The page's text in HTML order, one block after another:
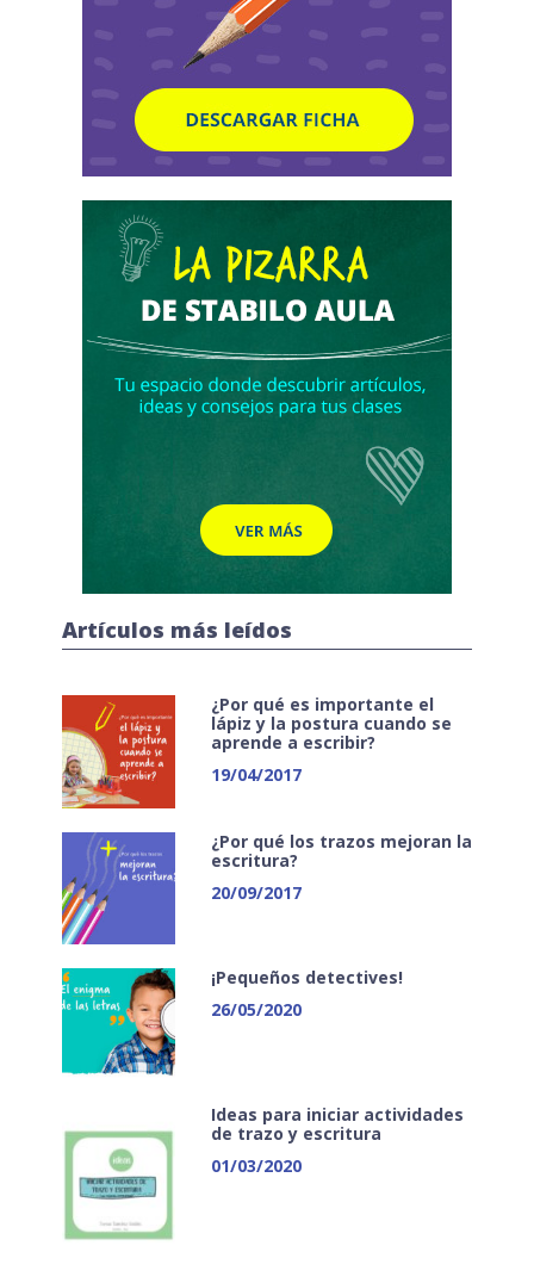
Artículos más leídos
¿Por qué es importante el
lápiz y la postura cuando se
aprende a escribir?
19/04/2017
¿Por qué los trazos mejoran la
escritura?
20/09/2017
¡Pequeños detectives!
26/05/2020
Ideas para iniciar actividades
de trazo y escritura
01/03/2020